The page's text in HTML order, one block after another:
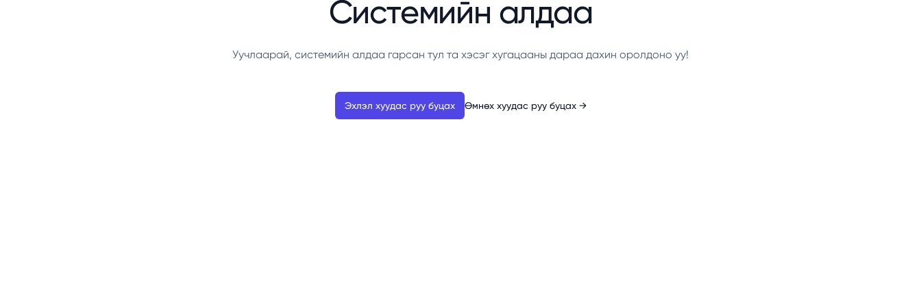
Системийн алдаа
Уучлаарай, системийн алдаа гарсан тул та хэсэг хугацааны дараа дахин оролдоно уу!
Эхлэл хуудас руу буцах Өмнөх хуудас руу буцах →